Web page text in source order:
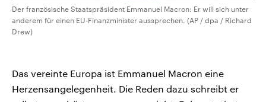
Der französische Staatspräsident Emmanuel Macron: Er will sich unter
anderem für einen EU-Finanzminister aussprechen. (AP / dpa / Richard
Drew)
Das vereinte Europa ist Emmanuel Macron eine
Herzensangelegenheit. Die Reden dazu schreibt er